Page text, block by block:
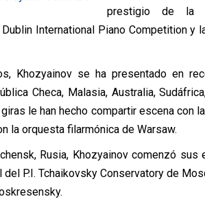
prestigio de la
International Piano Competition y
Khozyainov se ha presentado en
Checa, Malasia, Australia,
le han hecho compartir escena con
la orquesta filarmónica de Warsaw.
Rusia, Khozyainov comenzó
del P.I. Tchaikovsky Conservatory de